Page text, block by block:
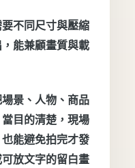
不同尺寸與壓縮
能兼顧畫質與載
景、人物、商品
目的清楚，現場
能避免拍完才發
放文字的留白畫